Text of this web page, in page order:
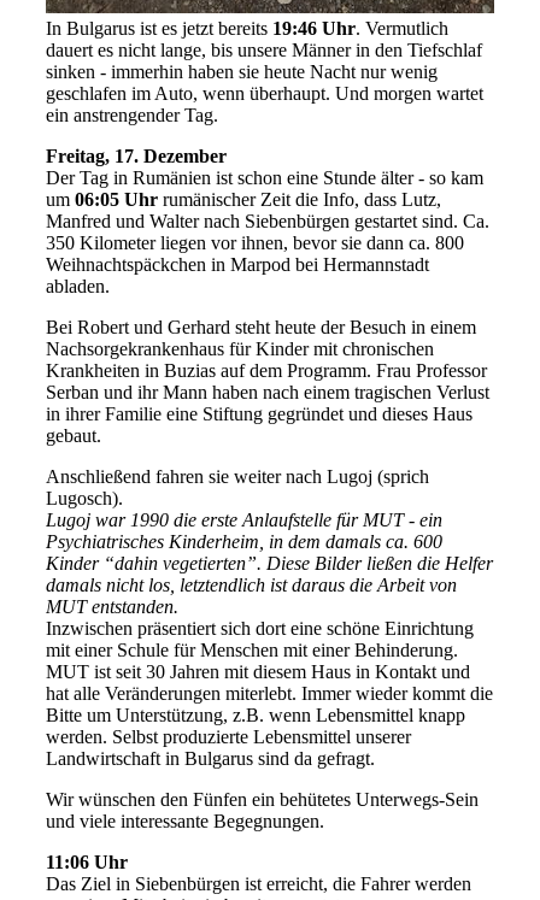
In Bulgarus ist es jetzt bereits 19:46 Uhr. Vermutlich
dauert es nicht lange, bis unsere Männer in den Tiefschlaf
sinken - immerhin haben sie heute Nacht nur wenig
geschlafen im Auto, wenn überhaupt. Und morgen wartet
ein anstrengender Tag.
Freitag, 17. Dezember
Der Tag in Rumänien ist schon eine Stunde älter - so kam
um 06:05 Uhrrumänischer Zeit die Info, dass Lutz,
Manfred und Walter nach Siebenbürgen gestartet sind. Ca.
350 Kilometer liegen vor ihnen, bevor sie dann ca. 800
Weihnachtspäckchen in Marpod bei Hermannstadt
abladen.
Bei Robert und Gerhard steht heute der Besuch in einem
Nachsorgekrankenhaus für Kinder mit chronischen
Krankheiten in Buzias auf dem Programm. Frau Professor
Serban und ihr Mann haben nach einem tragischen Verlust
in ihrer Familie eine Stiftung gegründet und dieses Haus
gebaut.
Anschließend fahren sie weiter nach Lugoj (sprich
Lugosch).
Lugoj war 1990 die erste Anlaufstelle für MUT - ein
Psychiatrisches Kinderheim, in dem damals ca. 600
Kinder “dahin vegetierten”. Diese Bilder ließen die Helfer
damals nicht los, letztendlich ist daraus die Arbeit von
MUT entstanden.
Inzwischen präsentiert sich dort eine schöne Einrichtung
mit einer Schule für Menschen mit einer Behinderung.
MUT ist seit 30 Jahren mit diesem Haus in Kontakt und
hat alle Veränderungen miterlebt. Immer wieder kommt die
Bitte um Unterstützung, z.B. wenn Lebensmittel knapp
werden. Selbst produzierte Lebensmittel unserer
Landwirtschaft in Bulgarus sind da gefragt.
Wir wünschen den Fünfen ein behütetes Unterwegs-Sein
und viele interessante Begegnungen.
11:06 Uhr
Das Ziel in Siebenbürgen ist erreicht, die Fahrer werden